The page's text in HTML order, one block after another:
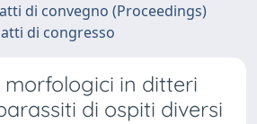
di convegno (Proceedings)
di congresso
in ditteri
di ospiti diversi